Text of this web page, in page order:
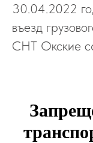
30.04.2022
въезд
СНТ Окские